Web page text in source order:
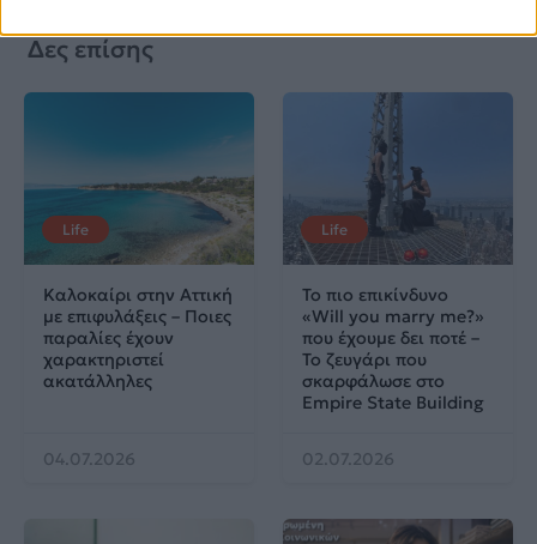
Δες επίσης
Life
Καλοκαίρι στην Αττική
με επιφυλάξεις – Ποιες
παραλίες έχουν
χαρακτηριστεί
ακατάλληλες
04.07.2026
Life
Το πιο επικίνδυνο
«Will you marry me?»
που έχουμε δει ποτέ –
Το ζευγάρι που
σκαρφάλωσε στο
Empire State Building
02.07.2026